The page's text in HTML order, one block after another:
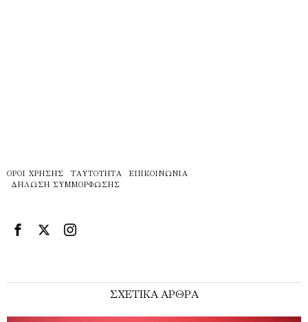
ΌΡΟΙ ΧΡΉΣΗΣ ΤΑΥΤΌΤΗΤΑ
ΕΠΙΚΟΙΝΩΝΊΑ
ΔΉΛΩΣΗ ΣΥΜΜΌΡΦΩΣΗΣ
ΣΧΕΤΙΚΑ ΑΡΘΡΑ